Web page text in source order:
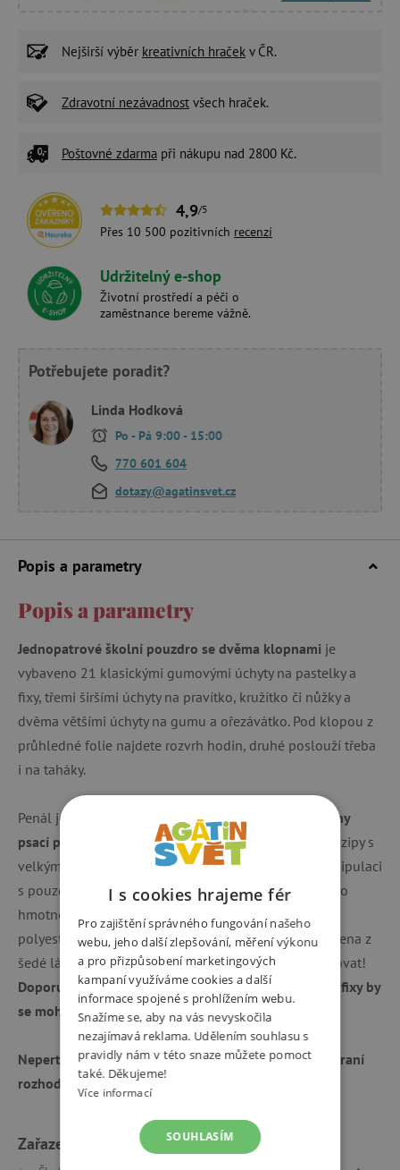
Nejširší výběr kreativních hraček v ČR.
Zdravotní nezávadnost všech hraček.
Poštovné zdarma při nákupu nad 2800 Kč.
4,9/5
Přes 10 500 pozitivních recenzí
Udržitelný e-shop
Životní prostředí a péči o
zaměstnance bereme vážně.
Potřebujete poradit?
Linda Hodková
Po - Pá 9:00 - 15:00
770 601 604
dotazy@agatinsvet.cz
Popis a parametry
Popis a parametry
Jednopatrové školní pouzdro se dvěma klopnami je
vybaveno 21 klasickými gumovými úchyty na pastelky a
fixy, třemi širšími úchyty na pravítko, kružítko či nůžky a
dvěma většími úchyty na gumu a ořezávátko. Pod klopou z
průhledné folie najdete rozvrh hodin, druhé poslouží třeba
i na taháky.
Penál je polstrovaný, takže
spolehlivě ochrání všechny
psací potřeby vašich dětí. Zapínání je řešeno kvalitní zipy s
velkými taháčky, které umožňují dětem snadnou manipulaci
s pouzdrem. Rozměry penálu jsou 21 x 5 x 14 cm, jeho
hmotnost je 0,20 g. Je vyroben z kvalitního pevného
polyesteru. Vnitřní podšívka školních penálů je vyrobena z
šedé látky a obrazce na ní vytištěné je možné vybarvovat!
Doporučujeme k vybarvení použít klasické pastelky, fixy by
se mohly rozpíjet.
Neperte penál v pračce! Je vyztužen papírem a ten praní
rozhodně nepřežije.
Zařazeno v kategoriích
I s cookies hrajeme fér
Pro zajištění správného fungování našeho
webu, jeho další zlepšování, měření výkonu
a pro přizpůsobení marketingových
kampaní využíváme cookies a další
informace spojené s prohlížením webu.
Snažíme se, aby na vás nevyskočila
nezajímavá reklama. Udělením souhlasu s
pravidly nám v této snaze můžete pomoct
také. Děkujeme!
Více informací
SOUHLASÍM